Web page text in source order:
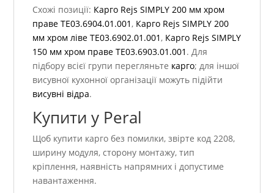
Схожі позиції: Карго Rejs SIMPLY 200 мм хром
праве TE03.6904.01.001 , Карго Rejs SIMPLY 200
мм хром ліве TE03.6902.01.001 , Карго Rejs SIMPLY
150 мм хром праве TE03.6903.01.001 . Для
підбору всієї групи перегляньте карго; для іншої
висувної кухонної організації можуть підійти
висувні відра.
Купити у Peral
Щоб купити карго без помилки, звірте код 2208,
ширину модуля, сторону монтажу, тип
кріплення, наявність напрямних і допустиме
навантаження.